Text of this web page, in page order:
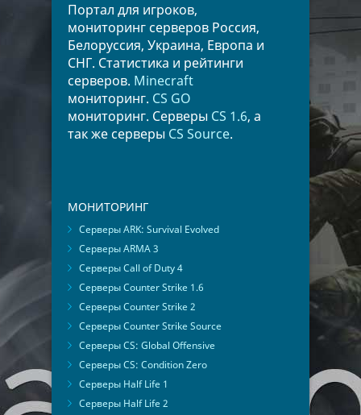
Портал для игроков,
мониторинг серверов Россия,
Белоруссия, Украина, Европа и
СНГ. Статистика и рейтинги
серверов. Minecraft
мониторинг. CS GO
мониторинг. Серверы CS 1.6, а
так же серверы CS Source.
МОНИТОРИНГ
Серверы ARK: Survival Evolved
Серверы ARMA 3
Серверы Call of Duty 4
Серверы Counter Strike 1.6
Серверы Counter Strike 2
Серверы Counter Strike Source
Серверы CS: Global Offensive
Серверы CS: Condition Zero
Серверы Half Life 1
Серверы Half Life 2